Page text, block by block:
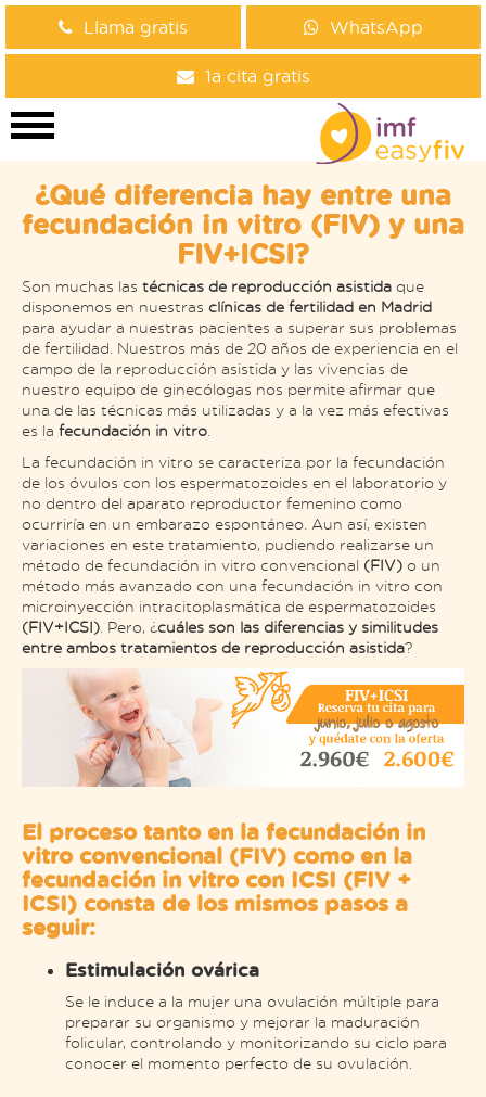
Llama gratis WhatsApp
1a cita gratis
¿Qué diferencia hay entre una
fecundación in vitro (FIV) y una
FIV+ICSI?
Son muchas las técnicas de reproducción asistida que
disponemos en nuestras clínicas de fertilidad en Madrid
para ayudar a nuestras pacientes a superar sus problemas
de fertilidad. Nuestros más de 20 años de experiencia en el
campo de la reproducción asistida y las vivencias de
nuestro equipo de ginecólogas nos permite afirmar que
una de las técnicas más utilizadas y a la vez más efectivas
es la fecundación in vitro
La fecundación in vitro se caracteriza por la fecundación
de los óvulos con los espermatozoides en el laboratorio y
no dentro del aparato reproductor femenino como
ocurriría en un embarazo espontáneo. Aun así, existen
variaciones en este tratamiento, pudiendo realizarse un
método de fecundación in vitro convencional (FIV) o un
método más avanzado con una fecundación in vitro con
microinyección intracitoplasmática de espermatozoides
(FIV+ICSI) . Pero, ¿cuáles son las diferencias y similitudes
entre ambos tratamientos de reproducción asistida?
El proceso tanto en la fecundación in
vitro convencional (FIV) como en la
fecundación in vitro con ICSI (FIV +
ICSI) consta de los mismos pasos a
seguir:
Estimulación ovárica
Se le induce a la mujer una ovulación múltiple para
preparar su organismo y mejorar la maduración
folicular, controlando y monitorizando su ciclo para
conocer el momento perfecto de su ovulación.